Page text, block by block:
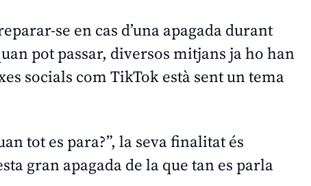
se en cas d’una apagada durant
pot passar, diversos mitjans ja ho han
socials com TikTok està sent un tema
tot es para?”, la seva finalitat és
gran apagada de la que tan es parla